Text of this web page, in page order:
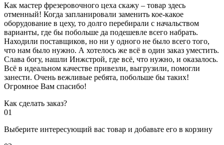
Как мастер фрезеровочного цеха скажу – товар здесь
отменный! Когда запланировали заменить кое-какое
оборудование в цеху, то долго перебирали с начальством
варианты, где бы побольше да подешевле всего набрать.
Находили поставщиков, но ни у одного не было всего того,
что нам было нужно. А хотелось же всё в один заказ уместить.
Слава богу, нашли Инжстрой, где всё, что нужно, и оказалось.
Всё в идеальном качестве привезли, выгрузили, помогли
занести. Очень вежливые ребята, побольше бы таких!
Огромное Вам спасибо!
Как сделать заказ?
01
Выберите интересующий вас товар и добавьте его в корзину